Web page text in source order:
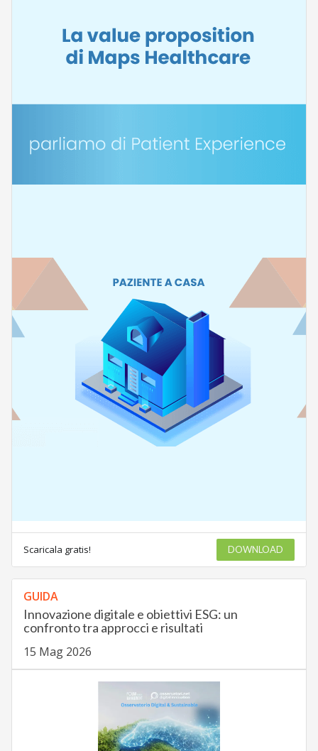
Scaricala gratis! DOWNLOAD
GUIDA
Innovazione digitale e obiettivi ESG: un
confronto tra approcci e risultati
15 Mag 2026